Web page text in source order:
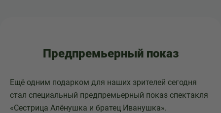
Предпремьерный показ
Ещё одним подарком для наших зрителей сегодня
стал специальный предпремьерный показ спектакля
«Сестрица Алёнушка и братец Иванушка».